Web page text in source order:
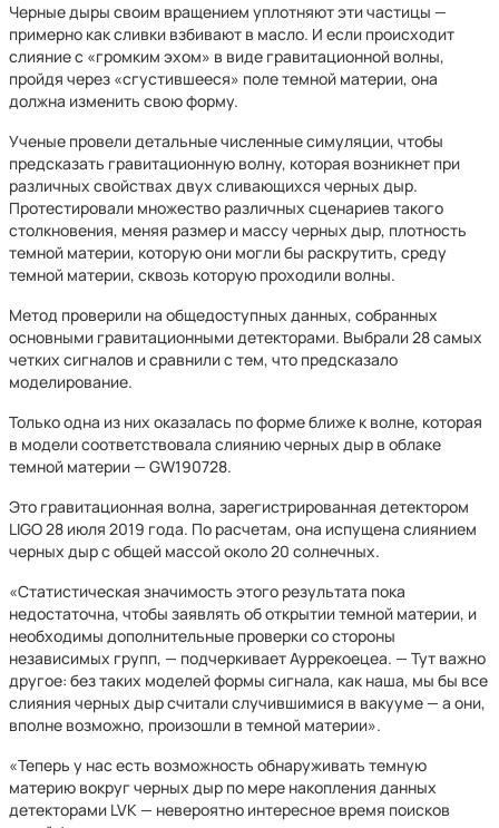
Черные дыры своим вращением уплотняют эти частицы —
примерно как сливки взбивают в масло. И если происходит
слияние с «громким эхом» в виде гравитационной волны,
пройдя через «сгустившееся» поле темной материи, она
должна изменить свою форму.
Ученые провели детальные численные симуляции, чтобы
предсказать гравитационную волну, которая возникнет при
различных свойствах двух сливающихся черных дыр.
Протестировали множество различных сценариев такого
столкновения, меняя размер и массу черных дыр, плотность
темной материи, которую они могли бы раскрутить, среду
темной материи, сквозь которую проходили волны.
Метод проверили на общедоступных данных, собранных
основными гравитационными детекторами. Выбрали 28 самых
четких сигналов и сравнили с тем, что предсказало
моделирование.
Только одна из них оказалась по форме ближе к волне, которая
в модели соответствовала слиянию черных дыр в облаке
темной материи — GW190728.
Это гравитационная волна, зарегистрированная детектором
LIGO 28 июля 2019 года. По расчетам, она испущена слиянием
черных дыр с общей массой около 20 солнечных.
«Статистическая значимость этого результата пока
недостаточна, чтобы заявлять об открытии темной материи, и
необходимы дополнительные проверки со стороны
независимых групп, — подчеркивает Ауррекоецеа. — Тут важно
другое: без таких моделей формы сигнала, как наша, мы бы все
слияния черных дыр считали случившимися в вакууме — а они,
вполне возможно, произошли в темной материи».
«Теперь у нас есть возможность обнаруживать темную
материю вокруг черных дыр по мере накопления данных
детекторами LVK — невероятно интересное время поисков